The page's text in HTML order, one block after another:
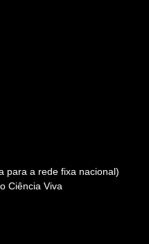
para a rede fixa nacional)
Ciência Viva